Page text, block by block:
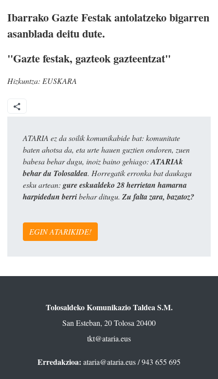
Ibarrako Gazte Festak antolatzeko bigarren
asanblada deitu dute.
"Gazte festak, gazteok gazteentzat"
Hizkuntza: EUSKARA
ATARIA ez da soilik komunikabide bat: komunitate
baten ahotsa da, eta urte hauen guztien ondoren, zuen
babesa behar dugu, inoiz baino gehiago: ATARIAk
behar du Tolosaldea. Horregatik erronka bat daukagu
esku artean: gure eskualdeko 28 herrietan hamarna
harpidedun berribehar ditugu. Zu falta zara, bazatoz?
EGIN ATARIKIDE!
Tolosaldeko Komunikazio Taldea S.M.
San Esteban, 20 Tolosa 20400
tkt@ataria.eus
Erredakzioa: ataria@ataria.eus/ 943 655 695